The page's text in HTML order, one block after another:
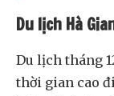
Du lịch Hà
Du lịch tháng
thời gian cao